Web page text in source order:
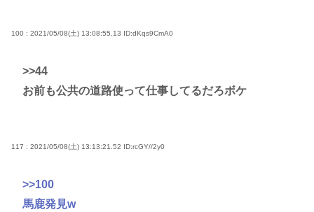
100 : 2021/05/08(土) 13:08:55.13 ID:dKqs9CmA0
>>44
お前も公共の道路使って仕事してるだろボケ
117 : 2021/05/08(土) 13:13:21.52 ID:rcGY//2y0
>>100
馬鹿発見w